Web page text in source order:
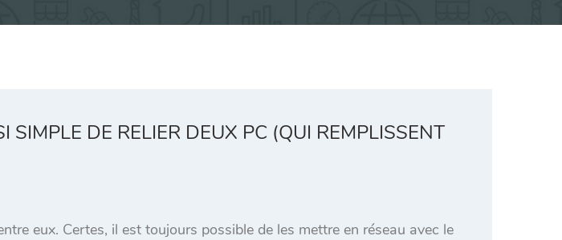
SIMPLE DE RELIER DEUX PC (QUI REMPLISSENT
eux. Certes, il est toujours possible de les mettre en réseau avec le